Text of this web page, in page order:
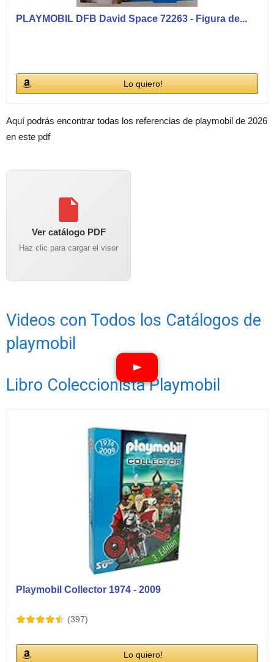
PLAYMOBIL DFB David Space 72263 - Figura de...
Lo quiero!
Aquí podrás encontrar todas los referencias de playmobil de 2026
en este pdf
Ver catálogo PDF
Haz clic para cargar el visor
Videos con Todos los Catálogos de
playmobil
Libro Coleccionista Playmobil
Playmobil Collector 1974 - 2009
(397)
Lo quiero!